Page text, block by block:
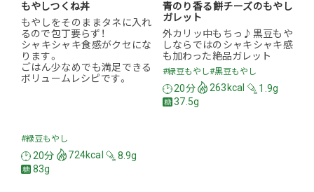
もやしつくね丼
もやしをそのままタネに入れ
るので包丁要らず！
シャキシャキ食感がクセにな
ります。
ごはん少なめでも満足できる
ボリュームレシピです。
#緑豆もやし
20分 724kcal
8.9g
83g
青のり香る餅チーズのもやし
ガレット
外カリッ中もちっ♪黒豆もや
しならではのシャキシャキ感
も加わった絶品ガレット
#緑豆もやし#黒豆もやし
20分 263kcal
1.9g
37.5g